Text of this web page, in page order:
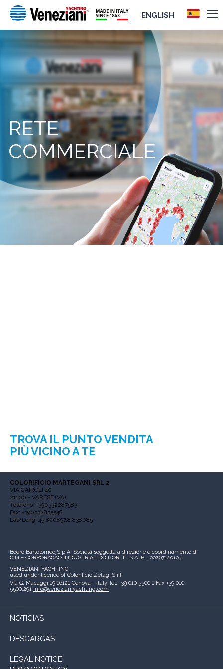
ENGLISH
RETE
COMMERCIALE
TROVA IL PUNTO VENDITA
PIÙ VICINO A TE
COLORIFICIO MARTEGANI SRL 2
VIA CAIROLI 40
21100 - VARESE (VA)
Teléfono: +390332287583
Fax: +390332835548
Lat/Long: 45.820897,8.838085
Boero Bartolomeo S.p.A. Società soggetta a direzione e coordinamento di
CIN – CORPORAÇÃO INDUSTRIAL DO NORTE, S.A. P.I. 00267120103
VENEZIANI YACHTING
used under licence of Colorificio Zetagi S.r.l.
Via G. Macaggi 19 16121 Genova - Italy Tel. +39 010 5500.1 Fax +39 010
5500.291 info@venezianiyachting.com
NOTICIAS
DESCARGAS
LEGAL NOTICE